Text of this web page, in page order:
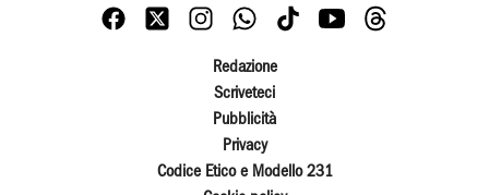
Redazione
Scriveteci
Pubblicità
Privacy
Codice Etico e Modello 231